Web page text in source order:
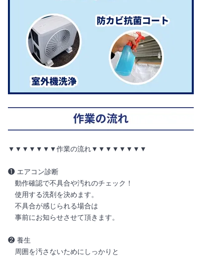
▼▼▼▼▼▼▼作業の流れ▼▼▼▼▼▼▼▼
❶ エアコン診断
動作確認で不具合や汚れのチェック！
使用する洗剤を決めます。
不具合が感じられる場合は
事前にお知らせさせて頂きます。
❷ 養生
周囲を汚さないためにしっかりと